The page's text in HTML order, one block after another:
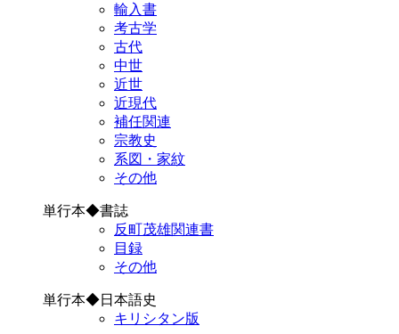
輸入書
考古学
古代
中世
近世
近現代
補任関連
宗教史
系図・家紋
その他
単行本◆書誌
反町茂雄関連書
目録
その他
単行本◆日本語史
キリシタン版